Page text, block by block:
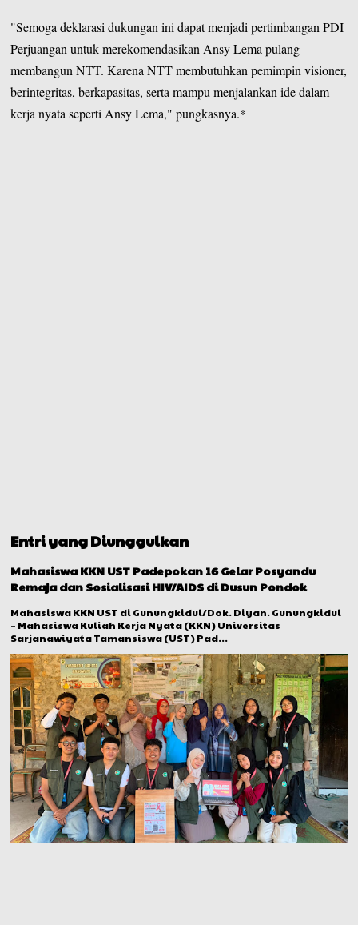
"Semoga deklarasi dukungan ini dapat menjadi pertimbangan PDI
Perjuangan untuk merekomendasikan Ansy Lema pulang
membangun NTT. Karena NTT membutuhkan pemimpin visioner,
berintegritas, berkapasitas, serta mampu menjalankan ide dalam
kerja nyata seperti Ansy Lema," pungkasnya.*
Entri yang Diunggulkan
Mahasiswa KKN UST Padepokan 16 Gelar Posyandu
Remaja dan Sosialisasi HIV/AIDS di Dusun Pondok
Mahasiswa KKN UST di Gunungkidul/Dok. Diyan. Gunungkidul
– Mahasiswa Kuliah Kerja Nyata (KKN) Universitas
Sarjanawiyata Tamansiswa (UST) Pad...